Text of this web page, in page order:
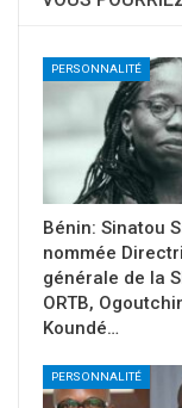
PERSONNALITÉ
Bénin: Sinatou
nommée
générale de la
ORTB,
Koundé…
PERSONNALITÉ